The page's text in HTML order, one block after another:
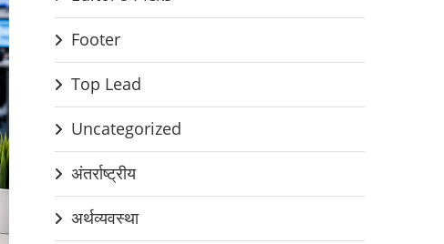
Footer
Top Lead
Uncategorized
अंतर्राष्ट्रीय
अर्थव्यवस्था